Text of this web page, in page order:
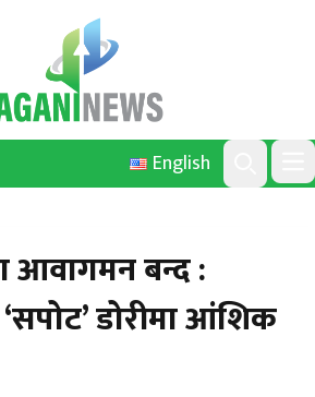
English
Search
आवागमन बन्द :
डोरीमा आंशिक